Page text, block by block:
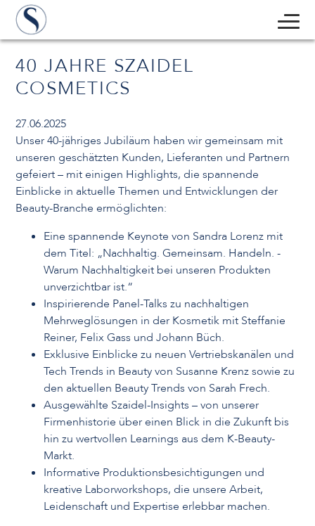
40 JAHRE SZAIDEL
COSMETICS
27.06.2025
Unser 40-jähriges Jubiläum haben wir gemeinsam mit
unseren geschätzten Kunden, Lieferanten und Partnern
gefeiert – mit einigen Highlights, die spannende
Einblicke in aktuelle Themen und Entwicklungen der
Beauty-Branche ermöglichten:
Eine spannende Keynote von Sandra Lorenz mit
dem Titel: „Nachhaltig. Gemeinsam. Handeln. -
Warum Nachhaltigkeit bei unseren Produkten
unverzichtbar ist.“
Inspirierende Panel-Talks zu nachhaltigen
Mehrweglösungen in der Kosmetik mit Steffanie
Reiner, Felix Gass und Johann Büch.
Exklusive Einblicke zu neuen Vertriebskanälen und
Tech Trends in Beauty von Susanne Krenz sowie zu
den aktuellen Beauty Trends von Sarah Frech.
Ausgewählte Szaidel-Insights – von unserer
Firmenhistorie über einen Blick in die Zukunft bis
hin zu wertvollen Learnings aus dem K-Beauty-
Markt.
Informative Produktionsbesichtigungen und
kreative Laborworkshops, die unsere Arbeit,
Leidenschaft und Expertise erlebbar machen.